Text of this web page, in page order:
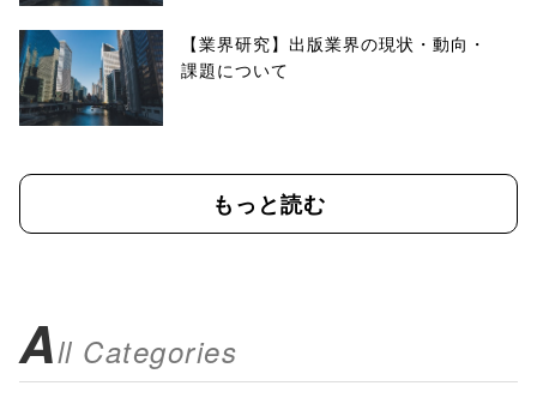
【業界研究】出版業界の現状・動向・
課題について
もっと読む
All Categories